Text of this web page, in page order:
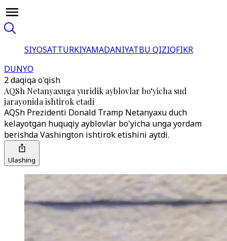
SIYOSATTURKIYAMADANIYATBU QIZIQFIKR
DUNYO
2 daqiqa o'qish
AQSh Netanyaxuga yuridik ayblovlar bo‘yicha sud
jarayonida ishtirok etadi
AQSh Prezidenti Donald Tramp Netanyaxu duch
kelayotgan huquqiy ayblovlar bo'yicha unga yordam
berishda Vashington ishtirok etishini aytdi.
Ulashing